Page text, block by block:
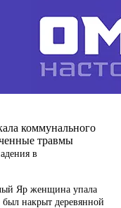
коммунального
травмы
в
Яр женщина упала
накрыт деревянной